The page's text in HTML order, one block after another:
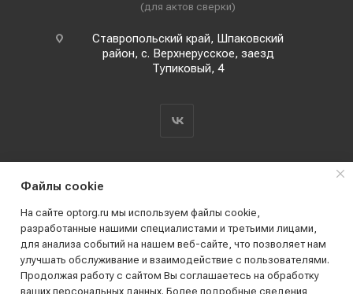
(для актов сверки)
Ставропольский край, Шпаковский
район, с. Верхнерусское, заезд
Тупиковый, 4
2019 - 2026 © АО КПК "Ставропольстройопторг"
Все права защищены
Файлы cookie
На сайте optorg.ru мы используем файлы cookie,
разработанные нашими специалистами и третьими лицами,
для анализа событий на нашем веб-сайте, что позволяет нам
улучшать обслуживание и взаимодействие с пользователями.
Продолжая работу с сайтом Вы соглашаетесь на обработку
ваших персональных данных. Более подробные сведения